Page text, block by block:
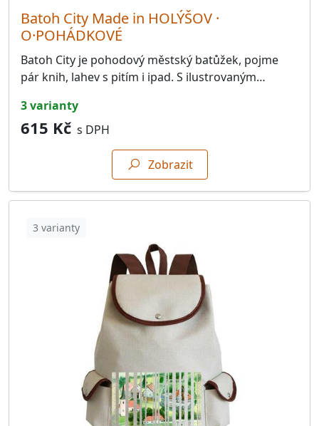
77900.Olomouc
WorldWide
Knihy O·POHÁDKOVÉ
Dárkové poukazy
Batoh City Made in HOLÝŠOV ·
O·POHÁDKOVÉ
Batoh City je pohodový městský batůžek, pojme
pár knih, lahev s pitím i ipad. S ilustrovaným…
3 varianty
615 Kč s DPH
Zobrazit
3 varianty